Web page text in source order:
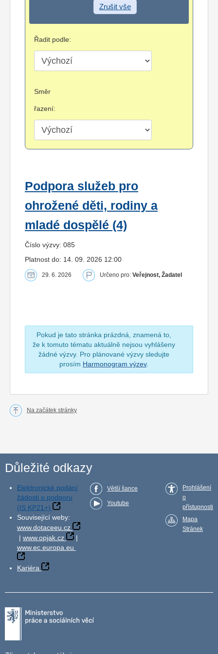
Zrušit vše
Řadit podle:
Směr
řazení:
Podpora služeb pro
ohrožené děti, rodiny a
mladé dospělé (4)
Číslo výzvy: 085
Platnost do: 14. 09. 2026 12:00
29. 6. 2026 Určeno pro: Veřejnost, Žadatel
Pokud je tato stránka prázdná, znamená to,
že k tomuto tématu aktuálně nejsou vyhlášeny
žádné výzvy. Pro plánované výzvy sledujte
prosím Harmonogram výzev.
Na začátek stránky
Důležité odkazy
Elektronické podání
žádosti o podporu
(IS KP21+)
Související weby:
www.dotaceeu.cz
| www.opjak.cz
|
www.ec.europa.eu
Kariéra
Větší šance
Youtube
Prohlášení
o
přístupnosti
Mapa
Stránek